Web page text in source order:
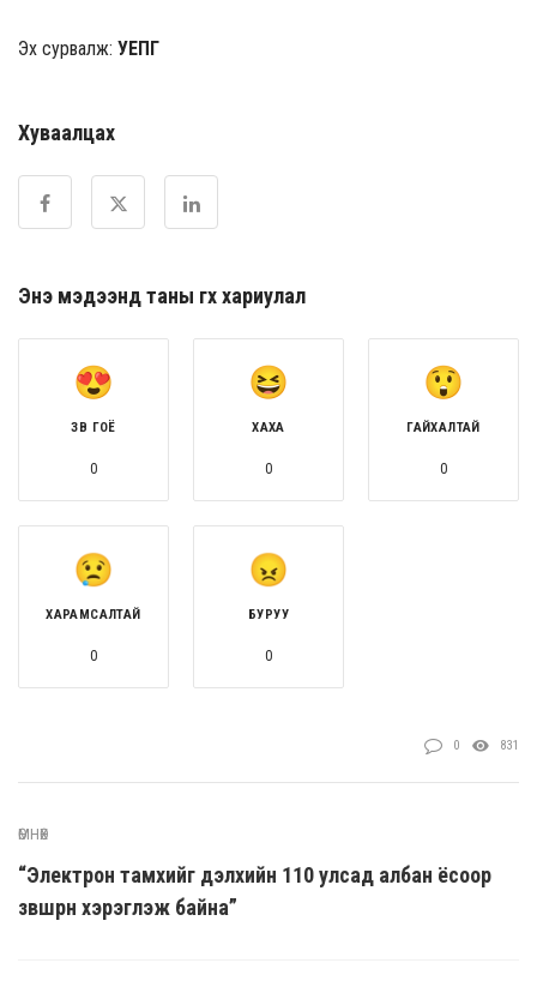
Эх сурвалж: УЕПГ
Хуваалцах
Энэ мэдээнд таны өгөх хариулал
ЗӨВ ГОЁ
0
ХАХА
0
ГАЙХАЛТАЙ
0
ХАРАМСАЛТАЙ
0
БУРУУ
0
0 831
ӨМНӨХ
“Электрон тамхийг дэлхийн 110 улсад албан ёсоор
зөвшөөрөн хэрэглэж байна”